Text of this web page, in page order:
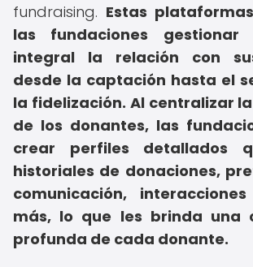
fundraising. Estas
las fundaciones gestionar
integral la relación con
desde la captación hasta el
la fidelización. Al centralizar
de los donantes, las
crear perfiles detallados
historiales de donaciones,
comunicación,
más, lo que les brinda una
profunda de cada donante.